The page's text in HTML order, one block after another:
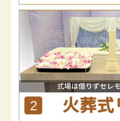
式場は借りずセレ
2 火葬式